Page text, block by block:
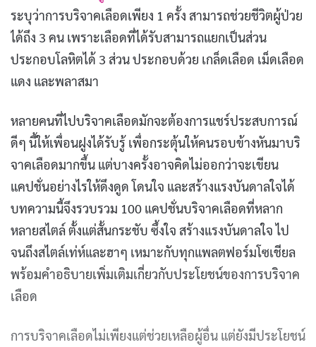
ระบุว่าการบริจาคเลือดเพียง 1 ครั้ง สามารถช่วยชีวิตผู้ป่วย
ได้ถึง 3 คน เพราะเลือดที่ได้รับสามารถแยกเป็นส่วน
ประกอบโลหิตได้ 3 ส่วน ประกอบด้วย เกล็ดเลือด เม็ดเลือด
แดง และพลาสมา
หลายคนที่ไปบริจาคเลือดมักจะต้องการแชร์ประสบการณ์
ดีๆ นี้ให้เพื่อนฝูงได้รับรู้ เพื่อกระตุ้นให้คนรอบข้างหันมาบริ
จาคเลือดมากขึ้น แต่บางครั้งอาจคิดไม่ออกว่าจะเขียน
แคปชั่นอย่างไรให้ดึงดูด โดนใจ และสร้างแรงบันดาลใจได้
บทความนี้จึงรวบรวม 100 แคปชั่นบริจาคเลือดที่หลาก
หลายสไตล์ ตั้งแต่สั้นกระชับ ซึ้งใจ สร้างแรงบันดาลใจ ไป
จนถึงสไตล์เท่ห์และฮาๆ เหมาะกับทุกแพลตฟอร์มโซเชียล
พร้อมคำอธิบายเพิ่มเติมเกี่ยวกับประโยชน์ของการบริจาค
เลือด
การบริจาคเลือดไม่เพียงแต่ช่วยเหลือผู้อื่น แต่ยังมีประโยชน์